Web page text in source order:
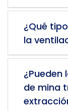
¿Qué
la
¿Pueden
de mina